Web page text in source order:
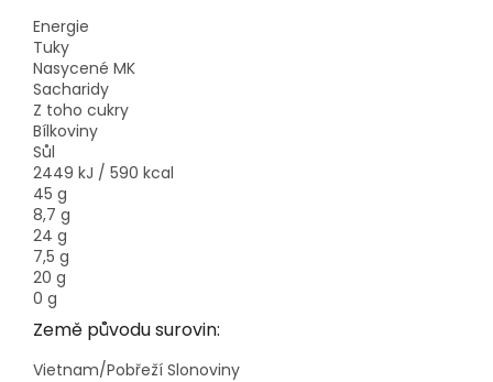
Energie
Tuky
Nasycené MK
Sacharidy
Z toho cukry
Bílkoviny
Sůl
2449 kJ / 590 kcal
45 g
8,7 g
24 g
7,5 g
20 g
0 g
Země původu surovin:
Vietnam/Pobřeží Slonoviny